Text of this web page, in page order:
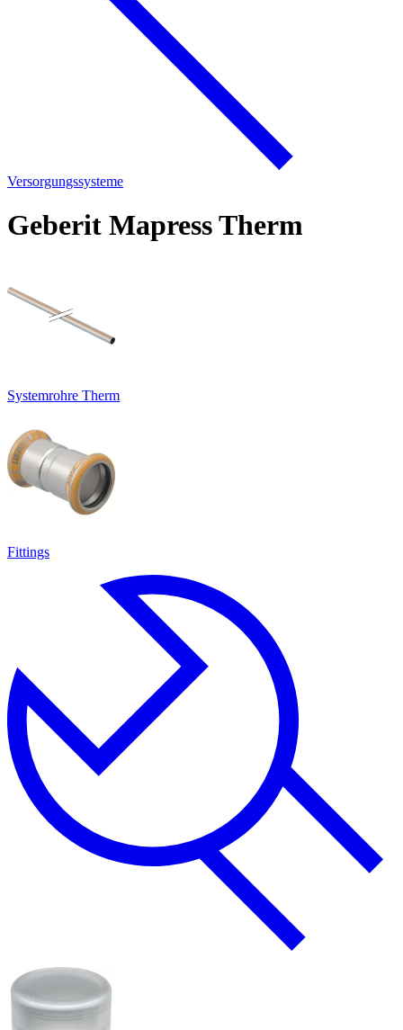
Versorgungssysteme
Geberit Mapress Therm
Systemrohre Therm
Fittings